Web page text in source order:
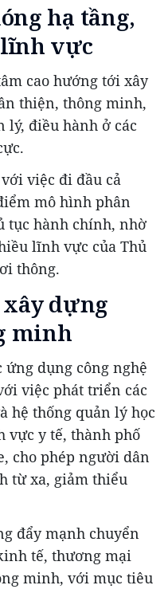
hạ tầng,
vực
cao hướng tới xây
thiện, thông minh,
lý, điều hành ở các
việc đi đầu cả
mô hình phân
tục hành chính, nhờ
lĩnh vực của Thủ
thông.
xây dựng
minh
dụng công nghệ
việc phát triển các
hệ thống quản lý học
vực y tế, thành phố
cho phép người dân
từ xa, giảm thiểu
đẩy mạnh chuyển
tế, thương mại
minh, với mục tiêu